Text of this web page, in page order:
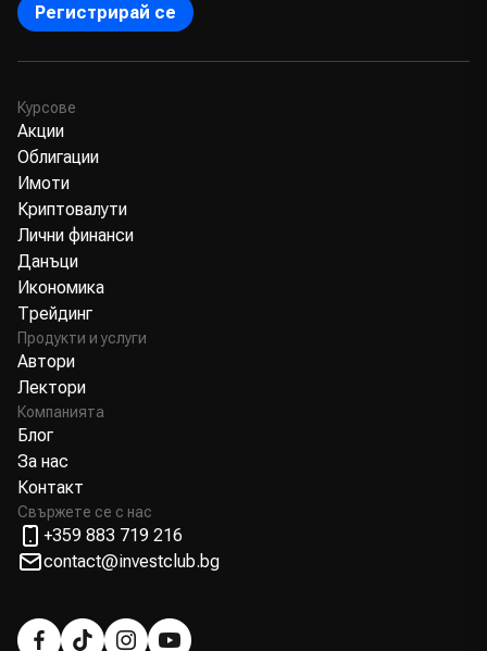
Регистрирай се
Курсове
Акции
Облигации
Имоти
Криптовалути
Лични финанси
Данъци
Икономика
Трейдинг
Продукти и услуги
Автори
Лектори
Компанията
Блог
За нас
Контакт
Свържете се с нас
+359 883 719 216
contact@investclub.bg